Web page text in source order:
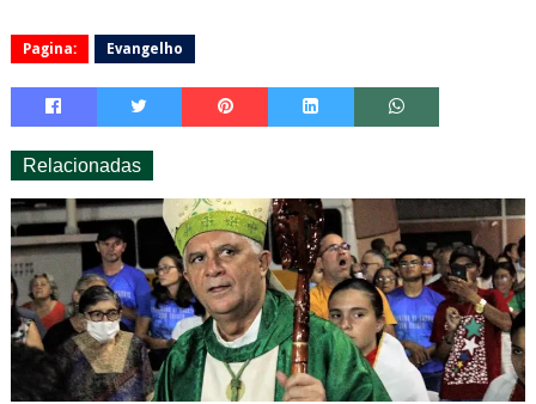
Pagina: Evangelho
Relacionadas